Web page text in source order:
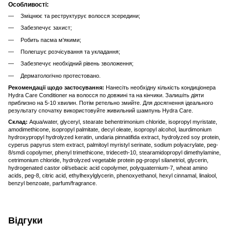
Особливості:
Зміцнює та реструктурує волосся зсередини;
Забезпечує захист;
Робить пасма м'якими;
Полегшує розчісування та укладання;
Забезпечує необхідний рівень зволоження;
Дерматологічно протестовано.
Рекомендації щодо застосування: Нанесіть необхідну кількість кондиціонера
Hydra Care Conditioner на волосся по довжині та на кінчики. Залишіть діяти
приблизно на 5-10 хвилин. Потім ретельно змийте. Для досягнення ідеального
результату спочатку використовуйте живильний шампунь Hydra Care.
Склад: Aqua/water, glyceryl, stearate behentrimonium chloride, isopropyl myristate,
amodimethicone, isopropyl palmitate, decyl oleate, isopropyl alcohol, laurdimonium
hydroxypropyl hydrolyzed keratin, undaria pinnatifida extract, hydrolyzed soy protein,
cyperus papyrus stem extract, palmitoyl myristyl serinate, sodium polyacrylate, peg-
8/smdi copolymer, phenyl trimethicone, trideceth-10, stearamidopropyl dimethylamine,
cetrimonium chloride, hydrolyzed vegetable protein pg-propyl silanetriol, glycerin,
hydrogenated castor oil/sebacic acid copolymer, polyquaternium-7, wheat amino
acids, peg-8, citric acid, ethylhexylglycerin, phenoxyethanol, hexyl cinnamal, linalool,
benzyl benzoate, parfum/fragrance.
Відгуки